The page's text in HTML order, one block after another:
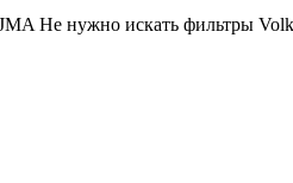
Не нужно искать фильтры